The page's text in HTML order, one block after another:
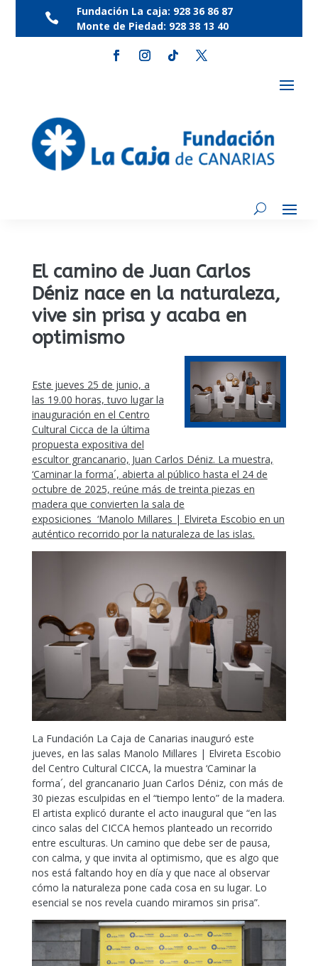
 Fundación La caja: 928 36 86 87
Monte de Piedad: 928 38 13 40
El camino de Juan Carlos
Déniz nace en la naturaleza,
vive sin prisa y acaba en
optimismo
Este jueves 25 de junio, a
las 19.00 horas, tuvo lugar la
inauguración en el Centro
Cultural Cicca de la última
propuesta expositiva del
escultor grancanario, Juan Carlos Déniz. La muestra,
‘Caminar la forma´, abierta al público hasta el 24 de
octubre de 2025, reúne más de treinta piezas en
madera que convierten la sala de
exposiciones ‘Manolo Millares | Elvireta Escobio en un
auténtico recorrido por la naturaleza de las islas.
La Fundación La Caja de Canarias inauguró este
jueves, en las salas Manolo Millares | Elvireta Escobio
del Centro Cultural CICCA, la muestra ‘Caminar la
forma´, del grancanario Juan Carlos Déniz, con más de
30 piezas esculpidas en el “tiempo lento” de la madera.
El artista explicó durante el acto inaugural que “en las
cinco salas del CICCA hemos planteado un recorrido
entre esculturas. Un camino que debe ser de pausa,
con calma, y que invita al optimismo, que es algo que
nos está faltando hoy en día y que nace al observar
cómo la naturaleza pone cada cosa en su lugar. Lo
esencial se nos revela cuando miramos sin prisa”.